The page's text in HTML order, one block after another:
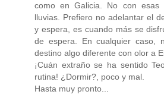
como en Galicia. No con esas
lluvias. Prefiero no adelantar el
y espera, es cuando más se
de espera. En cualquier caso,
destino algo diferente con olor a
¡Cuán extraño se ha sentido
rutina! ¿Dormir?, poco y mal.
Hasta muy pronto...